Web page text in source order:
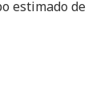
estimado de